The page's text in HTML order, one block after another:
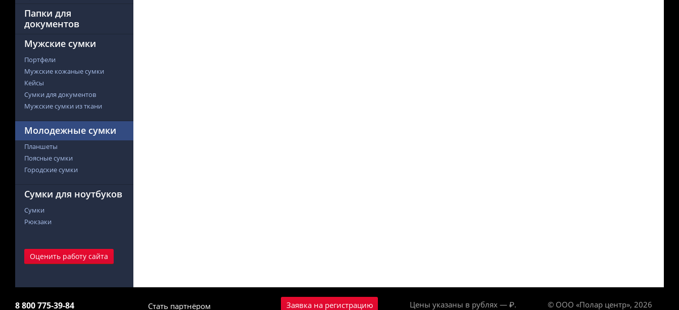
Папки для
документов
Мужские сумки
Портфели
Мужские кожаные сумки
Кейсы
Сумки для документов
Мужские сумки из ткани
Молодежные сумки
Планшеты
Поясные сумки
Городские сумки
Сумки для ноутбуков
Сумки
Рюкзаки
Оценить работу сайта
8 800 775-39-84 Стать партнёром Заявка на регистрацию Цены указаны в рублях — ₽. © ООО «Полар центр», 2026